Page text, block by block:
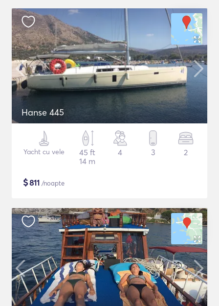
Hanse 445
Yacht cu vele
45 ft
14 m
4 3 2
$811 /noapte